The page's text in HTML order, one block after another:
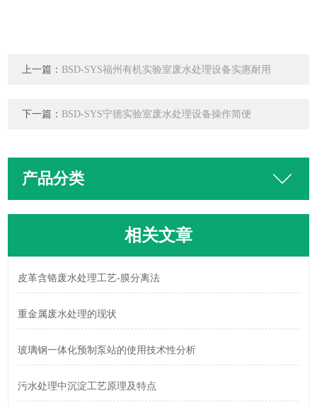
上一篇： BSD-SYS福州有机实验室废水处理设备实惠耐用
下一篇： BSD-SYS宁德实验室废水处理设备操作简便
产品分类
相关文章
皮革含铬废水处理工艺-膜分离法
重金属废水处理的现状
玻璃钢一体化预制泵站的使用技术性分析
污水处理中沉淀工艺原理及特点